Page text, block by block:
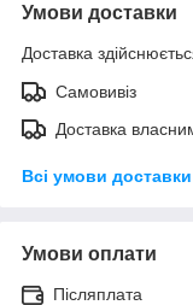
Умови доставки
Доставка
Самовивіз
Доставка
Всі умови доставки
Умови оплати
Післяплата